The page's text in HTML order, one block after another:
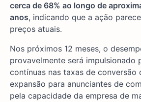
cerca de 68% ao longo de
anos, indicando que a ação
preços atuais.
Nos próximos 12 meses, o
provavelmente será impulsionado
contínuas nas taxas de conversão
expansão para anunciantes de
pela capacidade da empresa de